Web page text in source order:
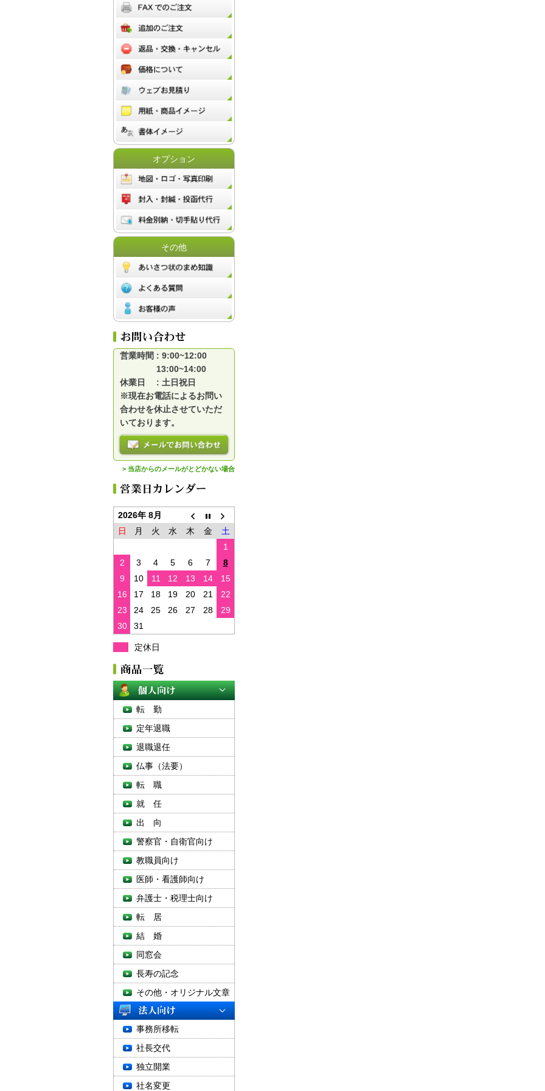
オプション
その他
営業時間 : 9:00~12:00
13:00~14:00
休業日 : 土日祝日
※現在お電話によるお問い
合わせを休止させていただ
いております。
> 当店からのメールがとどかない場合
2026年 8月
日
月 火 水 木 金
土
1
2
3 4 5 6 7
8
9
10 11 12 13 14
15
16
17 18 19 20 21
22
23
24 25 26 27 28
29
30
31
定休日
転 勤
定年退職
退職退任
仏事（法要）
転 職
就 任
出 向
警察官・自衛官向け
教職員向け
医師・看護師向け
弁護士・税理士向け
転 居
結 婚
同窓会
長寿の記念
その他・オリジナル文章
事務所移転
社長交代
独立開業
社名変更